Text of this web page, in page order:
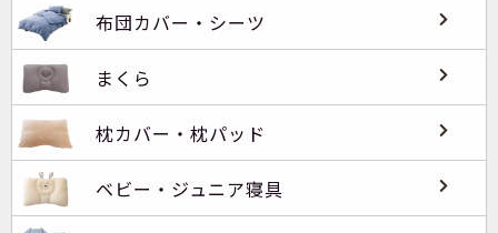
布団カバー・シーツ
まくら
枕カバー・枕パッド
ベビー・ジュニア寝具